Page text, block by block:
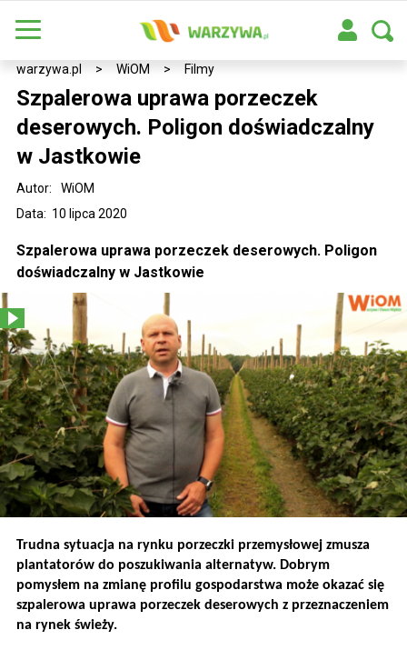
warzywa.pl > WiOM > Filmy
Szpalerowa uprawa porzeczek
deserowych. Poligon doświadczalny
w Jastkowie
Data: 10 lipca 2020
Autor: WiOM
Szpalerowa uprawa porzeczek deserowych. Poligon
doświadczalny w Jastkowie
Trudna sytuacja na rynku porzeczki przemysłowej zmusza
plantatorów do poszukiwania alternatyw. Dobrym
pomysłem na zmianę profilu gospodarstwa może okazać się
szpalerowa uprawa porzeczek deserowych z przeznaczeniem
na rynek świeży.